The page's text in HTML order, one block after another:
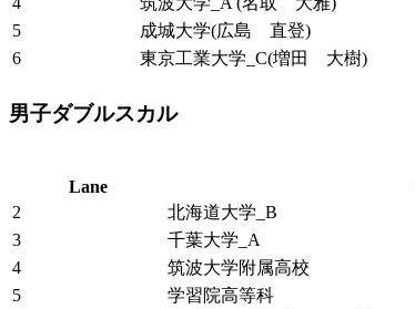
5
成城大学(広島 直登)
6
東京工業大学_C(増田 大樹)
男子ダブルスカル
Lane
2
北海道大学_B
3
千葉大学_A
4
筑波大学附属高校
5
学習院高等科